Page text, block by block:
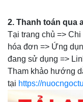
2. Thanh toán qua
Tại trang chủ =>
hóa đơn => Ứng
đang sử dụng =>
Tham khảo hướng
tại https://